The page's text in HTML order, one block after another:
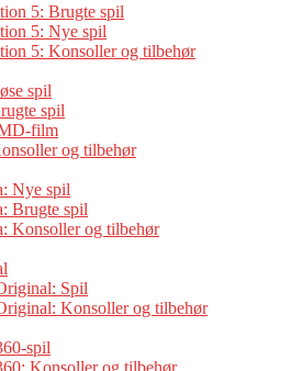
5: Brugte spil
5: Nye spil
5: Konsoller og tilbehør
spil
spil
film
og tilbehør
Nye spil
Brugte spil
Konsoller og tilbehør
Spil
Konsoller og tilbehør
spil